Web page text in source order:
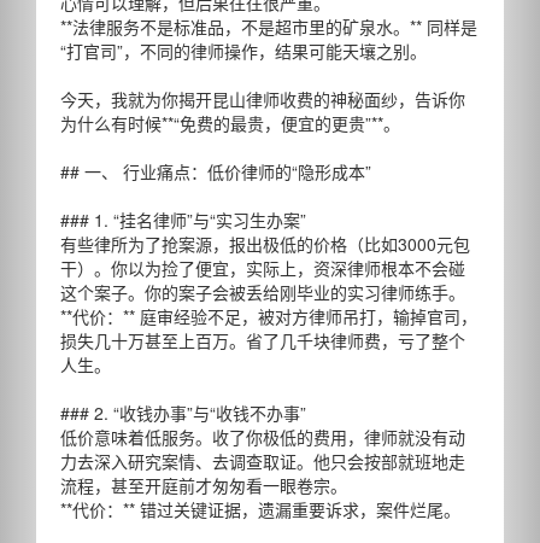
**法律服务不是标准品，不是超市里的矿泉水。** 同样是
“打官司”，不同的律师操作，结果可能天壤之别。
今天，我就为你揭开昆山律师收费的神秘面纱，告诉你
为什么有时候**“免费的最贵，便宜的更贵”**。
## 一、 行业痛点：低价律师的“隐形成本”
### 1. “挂名律师”与“实习生办案”
有些律所为了抢案源，报出极低的价格（比如3000元包
干）。你以为捡了便宜，实际上，资深律师根本不会碰
这个案子。你的案子会被丢给刚毕业的实习律师练手。
**代价：** 庭审经验不足，被对方律师吊打，输掉官司，
损失几十万甚至上百万。省了几千块律师费，亏了整个
人生。
### 2. “收钱办事”与“收钱不办事”
低价意味着低服务。收了你极低的费用，律师就没有动
力去深入研究案情、去调查取证。他只会按部就班地走
流程，甚至开庭前才匆匆看一眼卷宗。
**代价：** 错过关键证据，遗漏重要诉求，案件烂尾。